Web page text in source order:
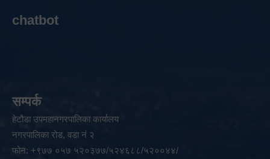
chatbot
सम्पर्क
हेटौडा उपमहानगरपालिका कार्यालय
नगरपालिका रोड, वडा नं २
फोन: +९७७ ०५७ ५२०३७७/५२४६८८/५२००४४/